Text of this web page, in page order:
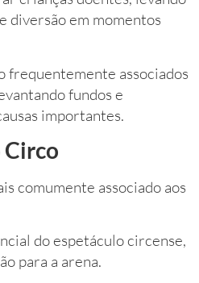
diversão em momentos
frequentemente associados
fundos e
importantes.
Circo
comumente associado aos
do espetáculo circense,
para a arena.